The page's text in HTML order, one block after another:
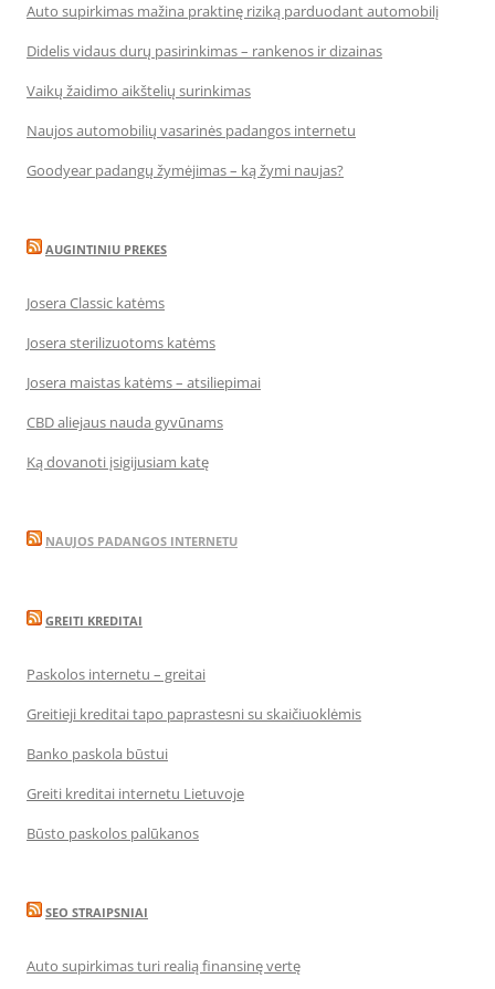
Auto supirkimas mažina praktinę riziką parduodant automobilį
Didelis vidaus durų pasirinkimas – rankenos ir dizainas
Vaikų žaidimo aikštelių surinkimas
Naujos automobilių vasarinės padangos internetu
Goodyear padangų žymėjimas – ką žymi naujas?
AUGINTINIU PREKES
Josera Classic katėms
Josera sterilizuotoms katėms
Josera maistas katėms – atsiliepimai
CBD aliejaus nauda gyvūnams
Ką dovanoti įsigijusiam katę
NAUJOS PADANGOS INTERNETU
GREITI KREDITAI
Paskolos internetu – greitai
Greitieji kreditai tapo paprastesni su skaičiuoklėmis
Banko paskola būstui
Greiti kreditai internetu Lietuvoje
Būsto paskolos palūkanos
SEO STRAIPSNIAI
Auto supirkimas turi realią finansinę vertę